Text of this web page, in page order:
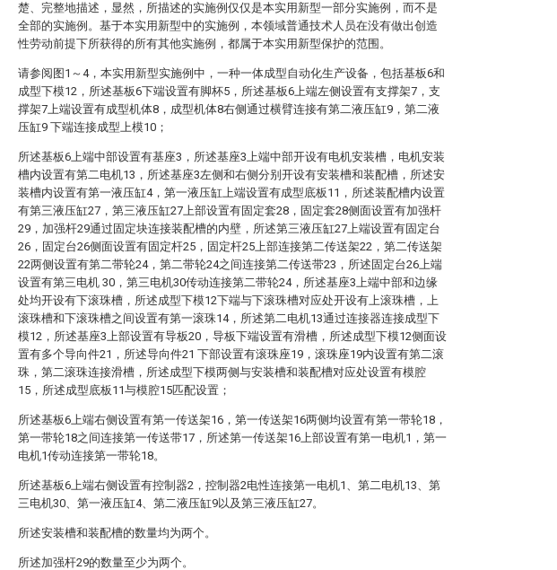
楚、完整地描述，显然，所描述的实施例仅仅是本实用新型一部分实施例，而不是
全部的实施例。基于本实用新型中的实施例，本领域普通技术人员在没有做出创造
性劳动前提下所获得的所有其他实施例，都属于本实用新型保护的范围。
请参阅图1～4，本实用新型实施例中，一种一体成型自动化生产设备，包括基板6和
成型下模12，所述基板6下端设置有脚杯5，所述基板6上端左侧设置有支撑架7，支
撑架7上端设置有成型机体8，成型机体8右侧通过横臂连接有第二液压缸9，第二液
压缸9 下端连接成型上模10；
所述基板6上端中部设置有基座3，所述基座3上端中部开设有电机安装槽，电机安装
槽内设置有第二电机13，所述基座3左侧和右侧分别开设有安装槽和装配槽，所述安
装槽内设置有第一液压缸4，第一液压缸上端设置有成型底板11，所述装配槽内设置
有第三液压缸27，第三液压缸27上部设置有固定套28，固定套28侧面设置有加强杆
29，加强杆29通过固定块连接装配槽的内壁，所述第三液压缸27上端设置有固定台
26，固定台26侧面设置有固定杆25，固定杆25上部连接第二传送架22，第二传送架
22两侧设置有第二带轮24，第二带轮24之间连接第二传送带23，所述固定台26上端
设置有第三电机 30，第三电机30传动连接第二带轮24，所述基座3上端中部和边缘
处均开设有下滚珠槽，所述成型下模12下端与下滚珠槽对应处开设有上滚珠槽，上
滚珠槽和下滚珠槽之间设置有第一滚珠14，所述第二电机13通过连接器连接成型下
模12，所述基座3上部设置有导板20，导板下端设置有滑槽，所述成型下模12侧面设
置有多个导向件21，所述导向件21 下部设置有滚珠座19，滚珠座19内设置有第二滚
珠，第二滚珠连接滑槽，所述成型下模两侧与安装槽和装配槽对应处设置有模腔
15，所述成型底板11与模腔15匹配设置；
所述基板6上端右侧设置有第一传送架16，第一传送架16两侧均设置有第一带轮18，
第一带轮18之间连接第一传送带17，所述第一传送架16上部设置有第一电机1，第一
电机1传动连接第一带轮18。
所述基板6上端右侧设置有控制器2，控制器2电性连接第一电机1、第二电机13、第
三电机30、第一液压缸4、第二液压缸9以及第三液压缸27。
所述安装槽和装配槽的数量均为两个。
所述加强杆29的数量至少为两个。